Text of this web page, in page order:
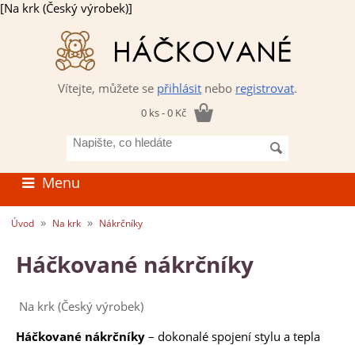
[Na krk (Český výrobek)]
Vítejte, můžete se přihlásit nebo registrovat.
0 ks - 0 Kč
co
hledáte
Menu
Úvod » Na krk » Nákrčníky
Háčkované nákrčníky
Na krk (Český výrobek)
Háčkované nákrčníky – dokonalé spojení stylu a tepla